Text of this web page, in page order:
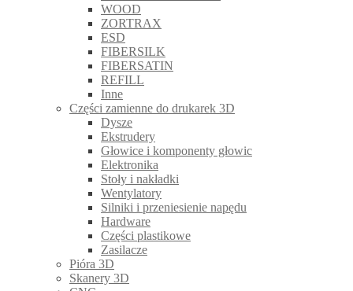
WOOD
ZORTRAX
ESD
FIBERSILK
FIBERSATIN
REFILL
Inne
Części zamienne do drukarek 3D
Dysze
Ekstrudery
Głowice i komponenty głowic
Elektronika
Stoły i nakładki
Wentylatory
Silniki i przeniesienie napędu
Hardware
Części plastikowe
Zasilacze
Pióra 3D
Skanery 3D